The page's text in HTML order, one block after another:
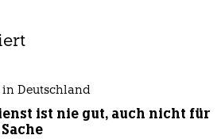
Deutschland
ist nie gut, auch nicht für